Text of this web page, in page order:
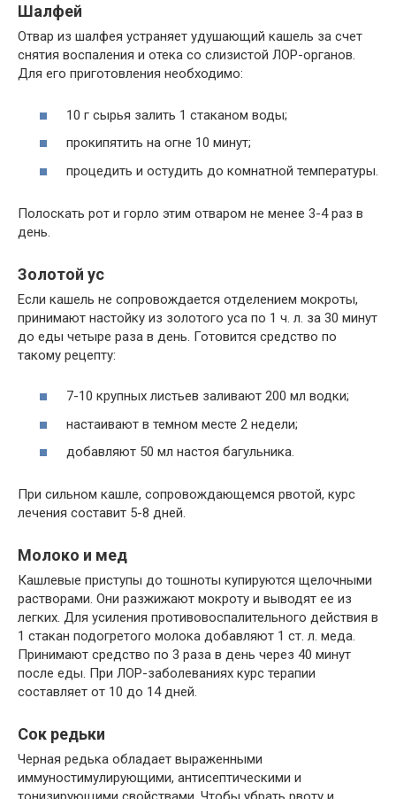
Шалфей
Отвар из шалфея устраняет удушающий кашель за счет
снятия воспаления и отека со слизистой ЛОР-органов.
Для его приготовления необходимо:
10 г сырья залить 1 стаканом воды;
прокипятить на огне 10 минут;
процедить и остудить до комнатной температуры.
Полоскать рот и горло этим отваром не менее 3-4 раз в
день.
Золотой ус
Если кашель не сопровождается отделением мокроты,
принимают настойку из золотого уса по 1 ч. л. за 30 минут
до еды четыре раза в день. Готовится средство по
такому рецепту:
7-10 крупных листьев заливают 200 мл водки;
настаивают в темном месте 2 недели;
добавляют 50 мл настоя багульника.
При сильном кашле, сопровождающемся рвотой, курс
лечения составит 5-8 дней.
Молоко и мед
Кашлевые приступы до тошноты купируются щелочными
растворами. Они разжижают мокроту и выводят ее из
легких. Для усиления противовоспалительного действия в
1 стакан подогретого молока добавляют 1 ст. л. меда.
Принимают средство по 3 раза в день через 40 минут
после еды. При ЛОР-заболеваниях курс терапии
составляет от 10 до 14 дней.
Сок редьки
Черная редька обладает выраженными
иммуностимулирующими, антисептическими и